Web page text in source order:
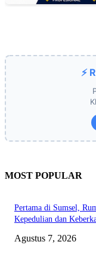
⚡
MOST POPULAR
Pertama di Sumsel,
Kepedulian dan
Agustus 7, 2026